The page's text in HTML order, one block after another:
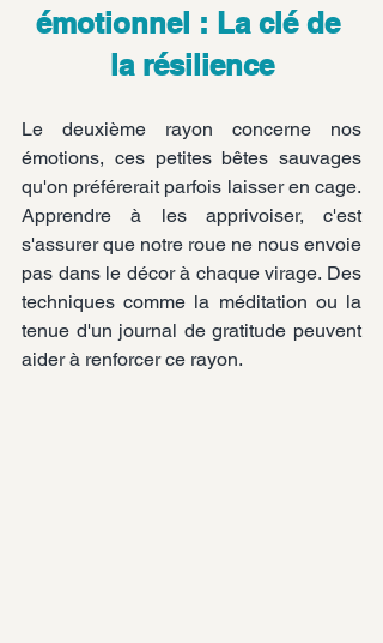
émotionnel : La clé de
la résilience
Le deuxième rayon concerne nos
émotions, ces petites bêtes sauvages
qu'on préférerait parfois laisser en cage.
Apprendre à les apprivoiser, c'est
s'assurer que notre roue ne nous envoie
pas dans le décor à chaque virage. Des
techniques comme la méditation ou la
tenue d'un journal de gratitude peuvent
aider à renforcer ce rayon.